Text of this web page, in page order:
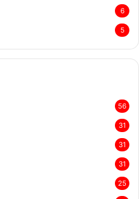
6
5
56
31
31
31
25